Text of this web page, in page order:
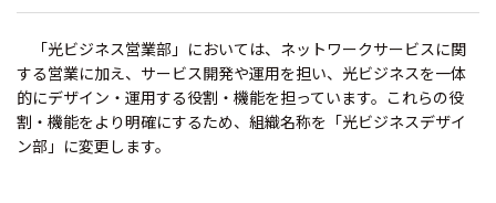
「光ビジネス営業部」においては、ネットワークサービスに関
する営業に加え、サービス開発や運用を担い、光ビジネスを一体
的にデザイン・運用する役割・機能を担っています。これらの役
割・機能をより明確にするため、組織名称を「光ビジネスデザイ
ン部」に変更します。